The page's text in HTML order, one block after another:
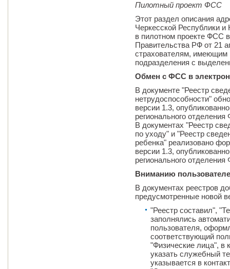
Пилотный проект ФСС
Этот раздел описания
Черкесской Республики
в пилотном проекте ФСС
Правительства РФ от 21
страхователям, имеющим
подразделения с
Обмен с ФСС в
В документе "Реестр
нетрудоспособности"
версии 1.3,
регионального
В документах "Реестр
по уходу" и "Реестр
ребенка" реализовано
версии 1.3,
регионального
Вниманию
В документах реестров
предусмотренные новой
"Реестр составил",
заполнялись
пользователя,
соответствующий
"Физические лица", в
указать служебный
указывается в